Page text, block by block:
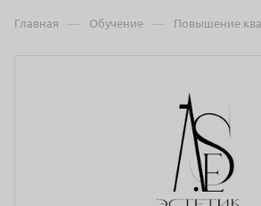
Главная — Обучение — Повышение